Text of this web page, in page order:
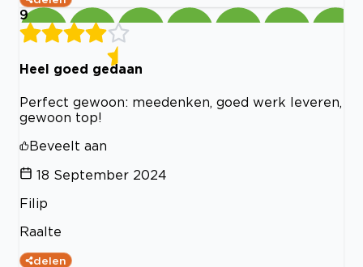
9
Heel goed gedaan
Perfect gewoon: meedenken, goed werk leveren,
gewoon top!
Beveelt aan
18 September 2024
Filip
Raalte
delen